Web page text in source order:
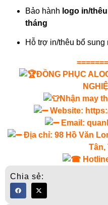
Bảo hành logo in/
tháng
Hỗ trợ in/thêu bổ
ĐỒNG PHỤC
Nhận may
Website:
Email:
Địa chỉ: 98 Hồ Văn
Tân,
Chia sẻ: